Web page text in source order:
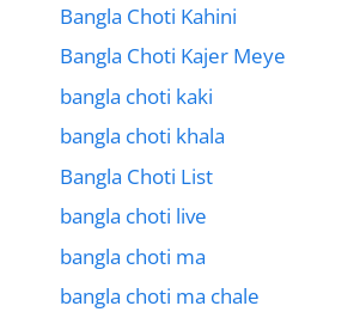
Bangla Choti Kahini
Bangla Choti Kajer Meye
bangla choti kaki
bangla choti khala
Bangla Choti List
bangla choti live
bangla choti ma
bangla choti ma chale